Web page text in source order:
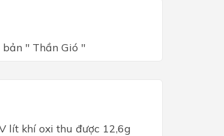
" Thần Gió "
lít khí oxi thu được 12,6g